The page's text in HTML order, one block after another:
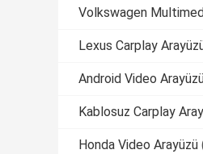
Volkswagen
Lexus Carplay
Android Video
Kablosuz Carplay
Honda Video Arayüzü